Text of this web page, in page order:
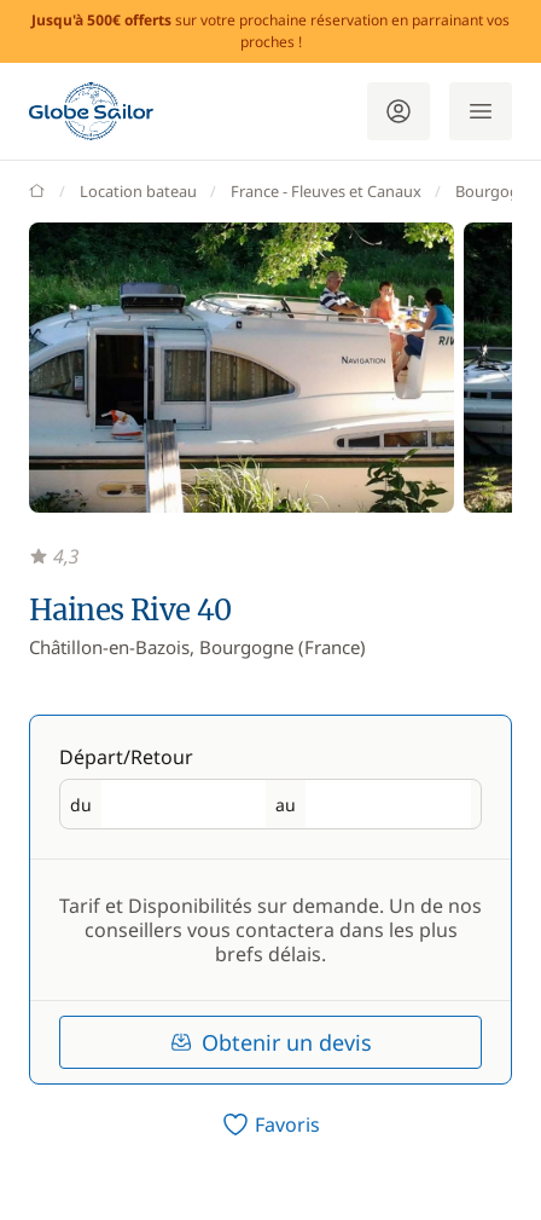
Jusqu'à 500€ offertssur votre prochaine réservation en parrainant vos
proches !
GlobeSailor
Location bateau France - Fleuves et Canaux Bourgogne
Haines Rive 40
Châtillon-en-Bazois, Bourgogne (France)
4,3
Départ/Retour
du
Départ au
Retour
Tarif et Disponibilités sur demande. Un de nos
conseillers vous contactera dans les plus
brefs délais.
Obtenir un devis
Favoris